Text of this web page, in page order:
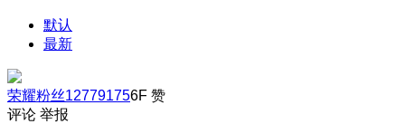
默认
最新
荣耀粉丝127791756F 赞
评论 举报